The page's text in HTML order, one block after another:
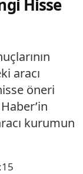
Hisse
aracı
öneri
kurumun